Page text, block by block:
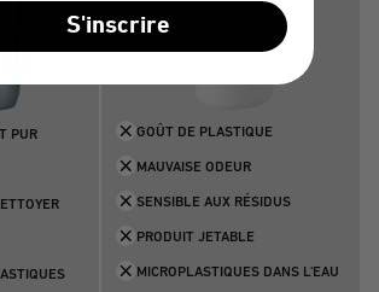
PUR GOÛT DE PLASTIQUE
MAUVAISE ODEUR
SENSIBLE AUX RÉSIDUS
PRODUIT JETABLE
MICROPLASTIQUES DANS L'EAU
S'inscrire